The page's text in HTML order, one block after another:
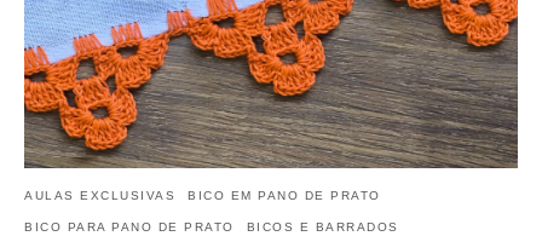
AULAS EXCLUSIVAS BICO EM PANO DE PRATO
BICO PARA PANO DE PRATO BICOS E BARRADOS